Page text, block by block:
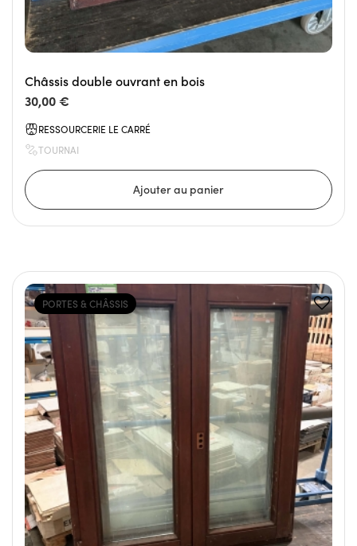
Châssis double ouvrant en bois
30,00 €
RESSOURCERIE LE CARRÉ
TOURNAI
PORTES & CHÂSSIS